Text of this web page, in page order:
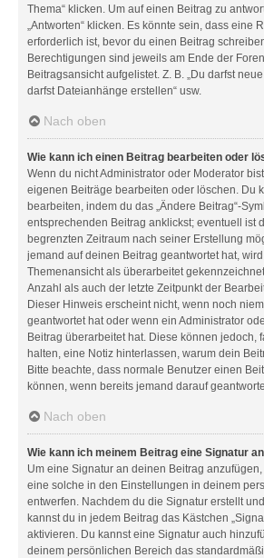
Thema“ klicken. Um auf einen Beitrag zu
„Antworten“ klicken. Es könnte sein, dass eine
erforderlich ist, bevor du einen Beitrag
Berechtigungen sind jeweils am Ende der
Beitragsansicht aufgelistet. Z. B. „Du darfst
darfst Dateianhänge erstellen“ usw.
Nach oben
Wie kann ich einen Beitrag bearbeiten oder
Wenn du nicht Administrator oder Moderator
eigenen Beiträge bearbeiten oder löschen. Du
bearbeiten, indem du das „Ändere Beitrag“-
entsprechenden Beitrag anklickst; eventuell ist
begrenzten Zeitraum nach seiner Erstellung
jemand auf deinen Beitrag geantwortet hat,
Themenansicht als überarbeitet
Anzahl als auch der letzte Zeitpunkt der
Dieser Hinweis erscheint nicht, wenn noch
geantwortet hat oder wenn ein Administrator
Beitrag überarbeitet hat. Diese können jedoch,
halten, eine Notiz hinterlassen, warum dein
Bitte beachte, dass normale Benutzer einen
können, wenn bereits jemand darauf
Nach oben
Wie kann ich meinem Beitrag eine Signatur
Um eine Signatur an deinen Beitrag
eine solche in den Einstellungen in deinem
entwerfen. Nachdem du die Signatur erstellt
kannst du in jedem Beitrag das Kästchen
aktivieren. Du kannst eine Signatur auch
deinem persönlichen Bereich das